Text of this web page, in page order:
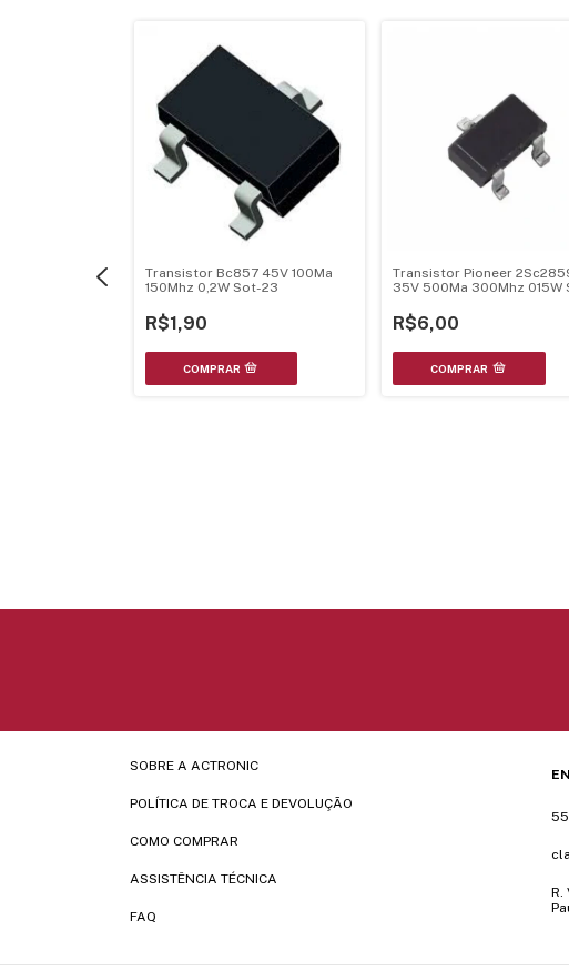
Transistor Bc857 45V 100Ma
150Mhz 0,2W Sot-23
R$1,90
Transistor Pioneer
35V 500Ma 300Mhz 015W
R$6,00
SOBRE A ACTRONIC
POLÍTICA DE TROCA E DEVOLUÇÃO
COMO COMPRAR
ASSISTÊNCIA TÉCNICA
FAQ
R.